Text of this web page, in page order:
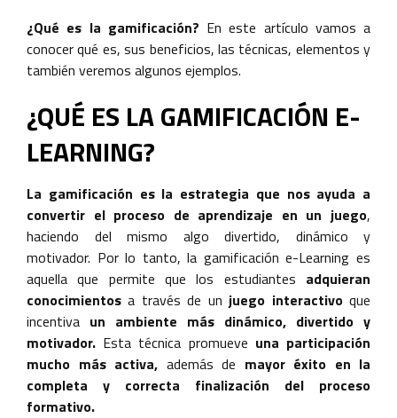
¿Qué es la gamificación? En este artículo vamos a
conocer qué es, sus beneficios, las técnicas, elementos y
también veremos algunos ejemplos.
¿QUÉ ES LA GAMIFICACIÓN E-
LEARNING?
La gamificación es la estrategia que nos ayuda a
convertir el proceso de aprendizaje en un juego,
haciendo del mismo algo divertido, dinámico y
motivador. Por lo tanto, la gamificación e-Learning es
aquella que permite que los estudiantes adquieran
conocimientosa través de un juego interactivoque
incentiva un ambiente más dinámico, divertido y
motivador. Esta técnica promueve una participación
mucho más activa, además de mayor éxito en la
completa y correcta finalización del proceso
formativo.